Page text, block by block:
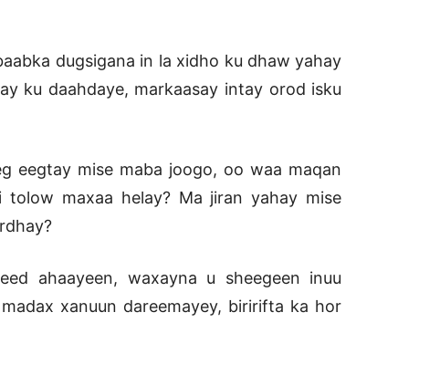
dugsigana in la xidho ku dhaw yahay
ku daahdaye, markaasay intay orod isku
eegtay mise maba joogo, oo waa maqan
maxaa helay? Ma jiran yahay mise
ahaayeen, waxayna u sheegeen inuu
xanuun dareemayey, biririfta ka hor